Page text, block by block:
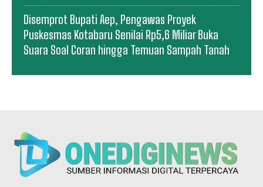
Disemprot Bupati Aep, Pengawas Proyek
Puskesmas Kotabaru Senilai Rp5,6 Miliar Buka
Suara Soal Coran hingga Temuan Sampah Tanah